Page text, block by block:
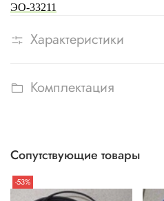
ЭО-33211
Характеристики
Комплектация
Сопутствующие товары
-53%